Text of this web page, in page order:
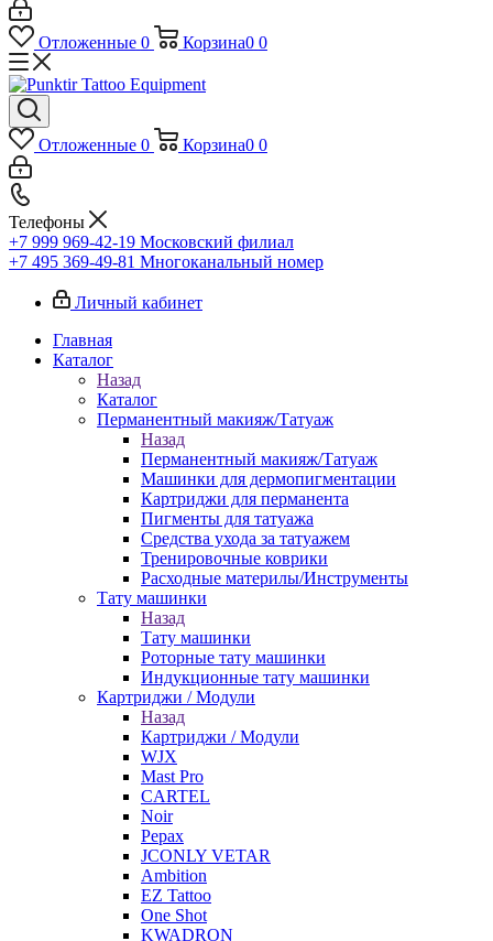
Отложенные 0 Корзина0 0
Отложенные 0 Корзина0 0
Телефоны
+7 999 969-42-19 Московский филиал
+7 495 369-49-81 Многоканальный номер
Личный кабинет
Главная
Каталог
Назад
Каталог
Перманентный макияж/Татуаж
Назад
Перманентный макияж/Татуаж
Машинки для дермопигментации
Картриджи для перманента
Пигменты для татуажа
Средства ухода за татуажем
Тренировочные коврики
Расходные материлы/Инструменты
Тату машинки
Назад
Тату машинки
Роторные тату машинки
Индукционные тату машинки
Картриджи / Модули
Назад
Картриджи / Модули
WJX
Mast Pro
CARTEL
Noir
Pepax
JCONLY VETAR
Ambition
EZ Tattoo
One Shot
KWADRON